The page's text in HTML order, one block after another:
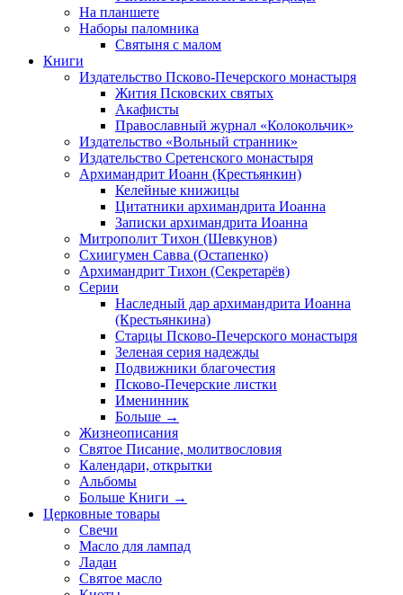
На планшете
Наборы паломника
Святыня с малом
Книги
Издательство Псково-Печерского монастыря
Жития Псковских святых
Акафисты
Православный журнал «Колокольчик»
Издательство «Вольный странник»
Издательство Сретенского монастыря
Архимандрит Иоанн (Крестьянкин)
Келейные книжицы
Цитатники архимандрита Иоанна
Записки архимандрита Иоанна
Митрополит Тихон (Шевкунов)
Схиигумен Савва (Остапенко)
Архимандрит Тихон (Секретарёв)
Серии
Наследный дар архимандрита Иоанна
(Крестьянкина)
Старцы Псково-Печерского монастыря
Зеленая серия надежды
Подвижники благочестия
Псково-Печерские листки
Именинник
Больше →
Жизнеописания
Святое Писание, молитвословия
Календари, открытки
Альбомы
Больше Книги →
Церковные товары
Свечи
Масло для лампад
Ладан
Святое масло